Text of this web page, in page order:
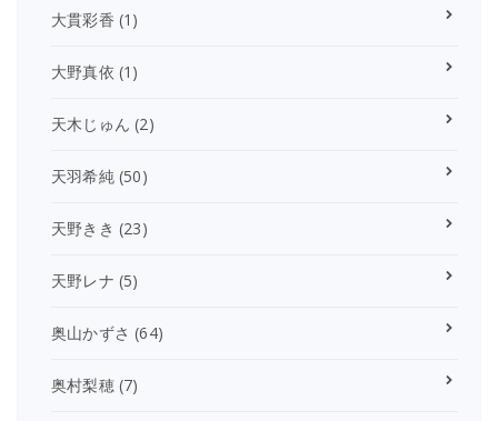
大貫彩香 (1)
大野真依 (1)
天木じゅん (2)
天羽希純(50)
天野きき (23)
天野レナ (5)
奥山かずさ (64)
奥村梨穂(7)